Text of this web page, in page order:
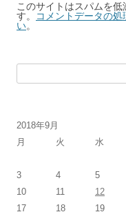
このサイトはスパムを
す。
コメントデータの
い。
2018年9月
月
火 水
3
4 5
10
11 12
17
18 19